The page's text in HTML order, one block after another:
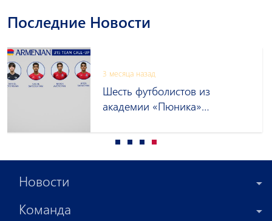
Последние Новости
3 месяца назад
Шесть футболистов из
академии «Пюника»
Армении до 15 лет
Новости
Команда